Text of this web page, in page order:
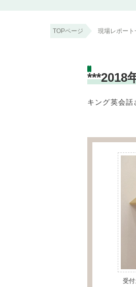
TOPページ 現場レポート
***2018
キング英会話
受付